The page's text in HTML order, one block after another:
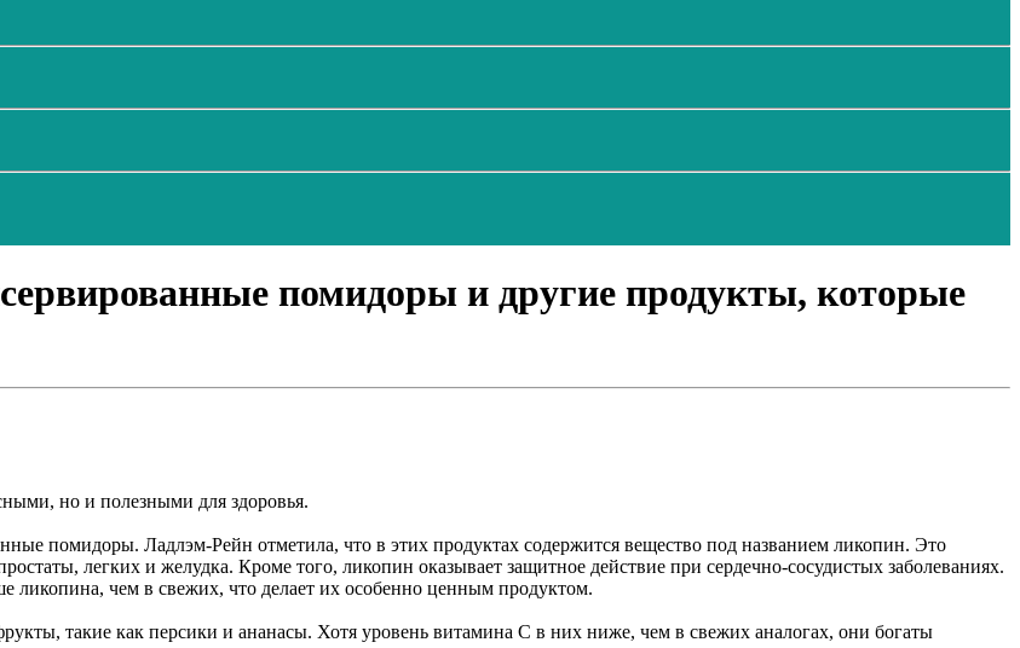
помидоры и другие продукты, которые
но и полезными для здоровья.
помидоры. Ладлэм-Рейн отметила, что в этих продуктах содержится вещество под названием ликопин. Это
легких и желудка. Кроме того, ликопин оказывает защитное действие при сердечно-сосудистых заболеваниях.
ликопина, чем в свежих, что делает их особенно ценным продуктом.
такие как персики и ананасы. Хотя уровень витамина С в них ниже, чем в свежих аналогах, они богаты